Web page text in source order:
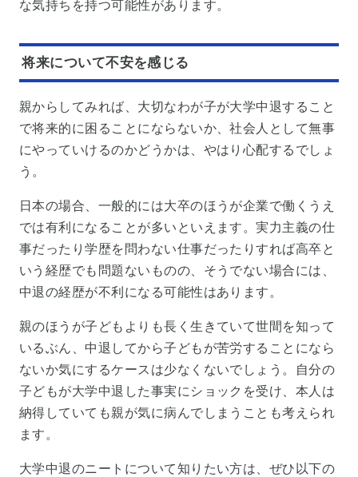
な気持ちを持つ可能性があります。
将来について不安を感じる
親からしてみれば、大切なわが子が大学中退すること
で将来的に困ることにならないか、社会人として無事
にやっていけるのかどうかは、やはり心配するでしょ
う。
日本の場合、一般的には大卒のほうが企業で働くうえ
では有利になることが多いといえます。実力主義の仕
事だったり学歴を問わない仕事だったりすれば高卒と
いう経歴でも問題ないものの、そうでない場合には、
中退の経歴が不利になる可能性はあります。
親のほうが子どもよりも長く生きていて世間を知って
いるぶん、中退してから子どもが苦労することになら
ないか気にするケースは少なくないでしょう。自分の
子どもが大学中退した事実にショックを受け、本人は
納得していても親が気に病んでしまうことも考えられ
ます。
大学中退のニートについて知りたい方は、ぜひ以下の